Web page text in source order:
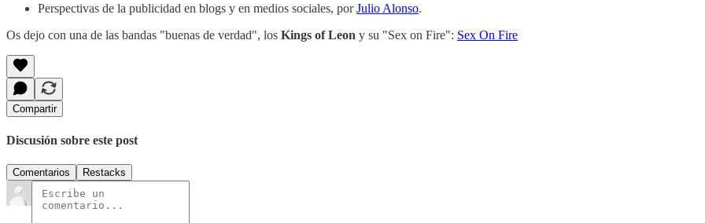
Perspectivas de la publicidad en blogs y en medios sociales, porJulio Alonso.
Os dejo con una de las bandas "buenas de verdad", los Kings of Leon y su "Sex on Fire": Sex On Fire
Compartir
Discusión sobre este post
Comentarios Restacks